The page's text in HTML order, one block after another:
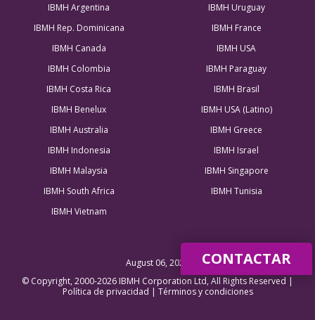
IBMH Argentina
IBMH Uruguay
IBMH Rep. Dominicana
IBMH France
IBMH Canada
IBMH USA
IBMH Colombia
IBMH Paraguay
IBMH Costa Rica
IBMH Brasil
IBMH Benelux
IBMH USA (Latino)
IBMH Australia
IBMH Greece
IBMH Indonesia
IBMH Israel
IBMH Malaysia
IBMH Singapore
IBMH South Africa
IBMH Tunisia
IBMH Vietnam
August 06, 2026
© Copyright, 2000-2026 IBMH Corporation Ltd, All Rights Reserved |
Política de privacidad | Términos y condiciones
CONTACTAR